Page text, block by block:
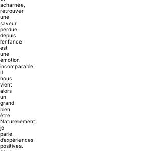
acharnée,
retrouver
une
saveur
perdue
depuis
l’enfance
est
une
émotion
incomparable.
Il
nous
vient
alors
un
grand
bien
être.
Naturellement,
je
parle
d’expériences
positives.